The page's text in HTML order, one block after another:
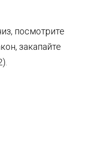
посмотрите
закапайте